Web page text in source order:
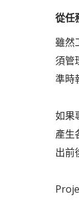
從任
雖然
須管
準時
如果
產生
出前